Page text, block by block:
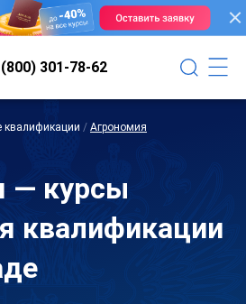
301-78-62
/ Агрономия
— курсы
квалификации